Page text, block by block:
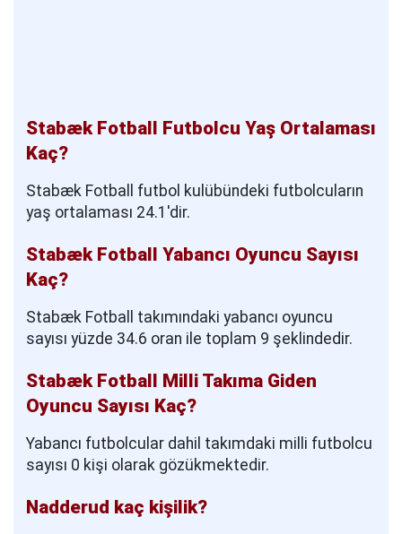
Stabæk Fotball Futbolcu Yaş Ortalaması
Kaç?
Stabæk Fotball futbol kulübündeki futbolcuların
yaş ortalaması 24.1'dir.
Stabæk Fotball Yabancı Oyuncu Sayısı
Kaç?
Stabæk Fotball takımındaki yabancı oyuncu
sayısı yüzde 34.6 oran ile toplam 9 şeklindedir.
Stabæk Fotball Milli Takıma Giden
Oyuncu Sayısı Kaç?
Yabancı futbolcular dahil takımdaki milli futbolcu
sayısı 0 kişi olarak gözükmektedir.
Nadderud kaç kişilik?